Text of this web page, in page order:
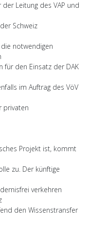
Leitung des VAP und
Schweiz
notwendigen
für den Einsatz der DAK
im Auftrag des VöV
privaten
Projekt ist, kommt
zu. Der künftige
verkehren
den Wissenstransfer